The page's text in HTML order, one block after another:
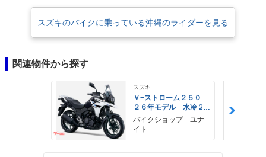
スズキのバイクに乗っている沖縄のライダーを見る
関連物件から探す
スズキ
Ｖ−ストローム２５０
２６年モデル 水冷２
気筒エンジン ＬＥＤ
ヘッドライト標準装備
バイクショップ ユナ
イト